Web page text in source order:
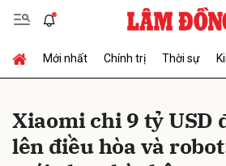
Mới nhất Chính trị Thời sự
Xiaomi chi 9 tỷ USD
lên điều hòa và
Gửi bình luận